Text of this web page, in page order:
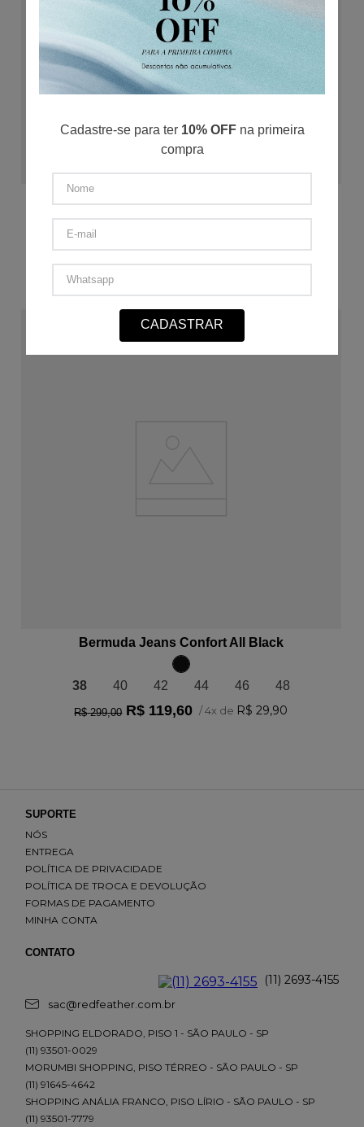
ADICIONAR AO CARRINHO
38
★★★★★
R$ 299,00
Bermuda Jeans Confort All Black
38 40 42 44 46 48
R$ 299,00 R$ 119,60 /4x de R$ 29,90
SUPORTE
NÓS
ENTREGA
POLÍTICA DE PRIVACIDADE
POLÍTICA DE TROCA E DEVOLUÇÃO
FORMAS DE PAGAMENTO
MINHA CONTA
CONTATO
(11) 2693-4155
sac@redfeather.com.br
SHOPPING ELDORADO, PISO 1 - SÃO PAULO - SP
(11) 93501-0029
MORUMBI SHOPPING, PISO TÉRREO - SÃO PAULO - SP
(11) 91645-4642
SHOPPING ANÁLIA FRANCO, PISO LÍRIO - SÃO PAULO - SP
(11) 93501-7779
Cadastre-se para ter 10% OFFna primeira
compra
CADASTRAR